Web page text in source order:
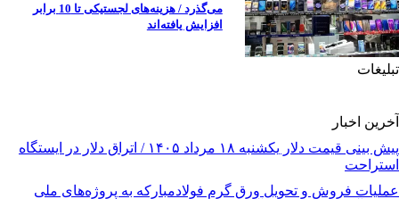
می‌گذرد / هزینه‌های لجستیکی تا 10 برابر
افزایش یافته‌اند
تبلیغات
آخرین اخبار
پیش ‌بینی قیمت دلار یکشنبه ۱۸ مرداد ۱۴۰۵ / اتراق دلار در ایستگاه
استراحت
عملیات فروش و تحویل ورق گرم فولادمبارکه به پروژه‌های ملی